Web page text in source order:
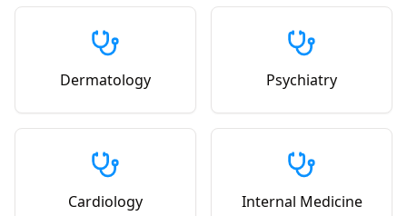
Dermatology Psychiatry
Cardiology Internal Medicine